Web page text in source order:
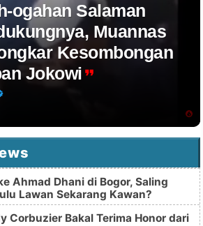
ogahan Salaman
Muannas
Kesombongan
Jokowi
Ahmad Dhani di Bogor, Saling
Lawan Sekarang Kawan?
Corbuzier Bakal Terima Honor dari